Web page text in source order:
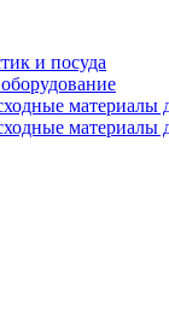
и посуда
материалы